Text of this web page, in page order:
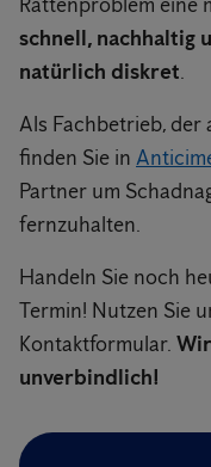
schnell, nachhaltig
natürlich diskret.
Als Fachbetrieb, der
finden Sie in
Partner um
fernzuhalten.
Handeln Sie noch
Termin! Nutzen Sie
Kontaktformular.
unverbindlich!